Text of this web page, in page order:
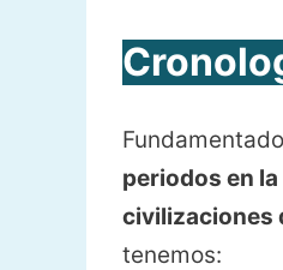
periodos en
civilizaciones
tenemos: